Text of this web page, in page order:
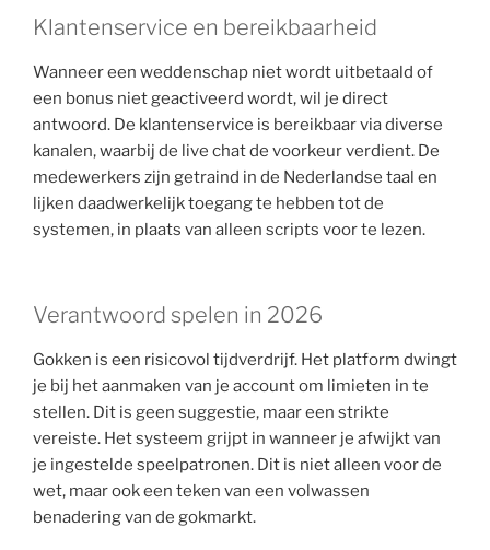
Klantenservice en bereikbaarheid
Wanneer een weddenschap niet wordt uitbetaald of
een bonus niet geactiveerd wordt, wil je direct
antwoord. De klantenservice is bereikbaar via diverse
kanalen, waarbij de live chat de voorkeur verdient. De
medewerkers zijn getraind in de Nederlandse taal en
lijken daadwerkelijk toegang te hebben tot de
systemen, in plaats van alleen scripts voor te lezen.
Verantwoord spelen in 2026
Gokken is een risicovol tijdverdrijf. Het platform dwingt
je bij het aanmaken van je account om limieten in te
stellen. Dit is geen suggestie, maar een strikte
vereiste. Het systeem grijpt in wanneer je afwijkt van
je ingestelde speelpatronen. Dit is niet alleen voor de
wet, maar ook een teken van een volwassen
benadering van de gokmarkt.